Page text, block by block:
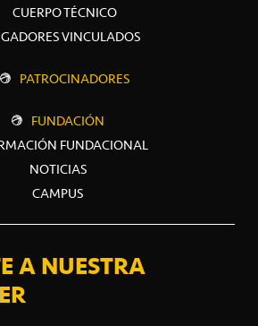
CUERPO TÉCNICO
VINCULADOS
PATROCINADORES
FUNDACIÓN
FUNDACIONAL
NOTICIAS
CAMPUS
A NUESTRA